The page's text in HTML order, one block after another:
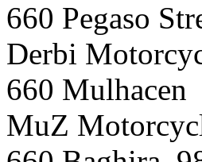
660 Pegaso
Derbi
660 Mulhacen
MuZ